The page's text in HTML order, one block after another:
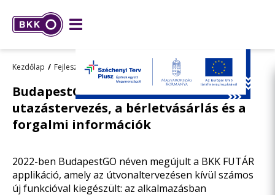
Kezdőlap Fejlesztések Összes fejlesztésünk
BudapestGO: egy alkalmazásban az
utazástervezés, a bérletvásárlás és a
forgalmi információk
2022-ben BudapestGO néven megújult a BKK FUTÁR
applikáció, amely az útvonaltervezésen kívül számos
új funkcióval kiegészült: az alkalmazásban